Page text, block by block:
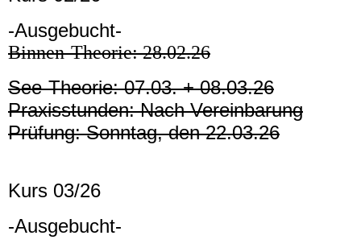
-Ausgebucht-
Binnen-Theorie: 28.02.26
See-Theorie: 07.03. + 08.03.26
Praxisstunden: Nach Vereinbarung
Prüfung: Sonntag, den 22.03.26
Kurs 03/26
-Ausgebucht-